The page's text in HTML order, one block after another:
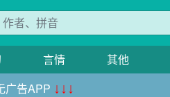
言情 其他
广告APP ↓↓↓